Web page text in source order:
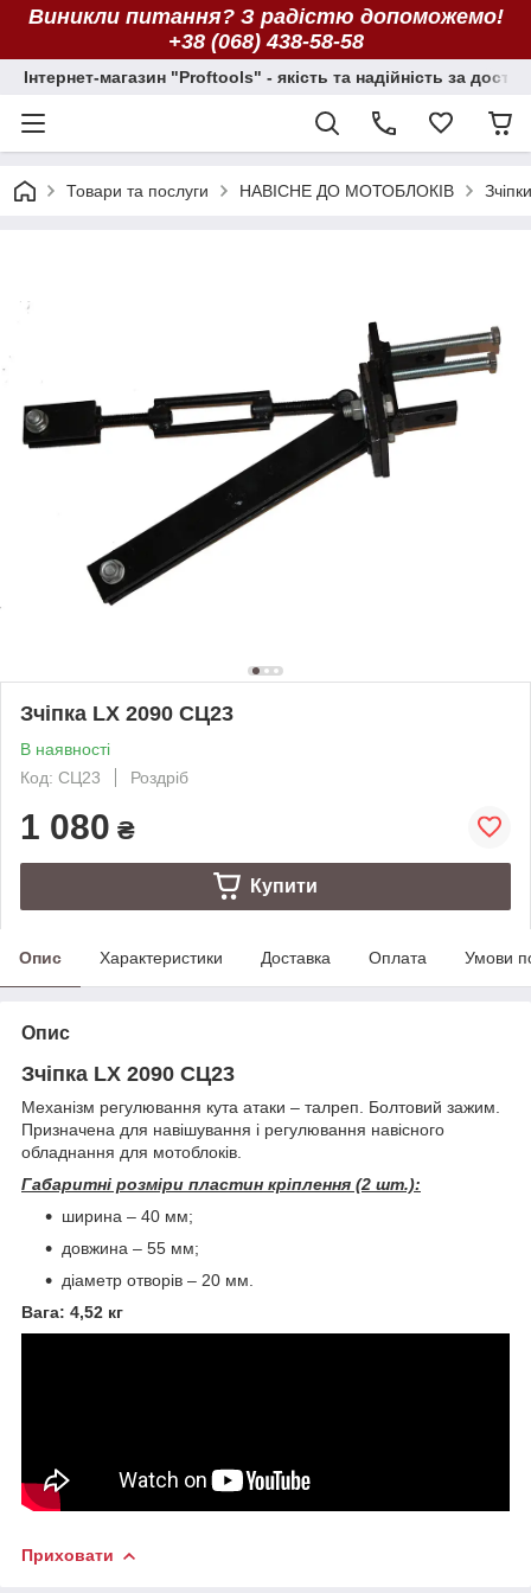
Виникли питання? З радістю допоможемо!
+38 (068) 438-58-58
Інтернет-магазин "Proftools" - якість та надійність за
Товари та послуги НАВІСНЕ ДО МОТОБЛОКІВ Зчіпки
Зчіпка LX 2090 СЦ23
В наявності
Код: СЦ23
Роздріб
1 080 ₴
Купити
Опис Характеристики Доставка Оплата Умови
Опис
Зчіпка LX 2090 СЦ23
Механізм регулювання кута атаки – талреп. Болтовий зажим.
Призначена для навішування і регулювання навісного
обладнання для мотоблоків.
Габаритні розміри пластин кріплення (2 шт.):
ширина – 40 мм;
довжина – 55 мм;
діаметр отворів – 20 мм.
Вага: 4,52 кг
Приховати